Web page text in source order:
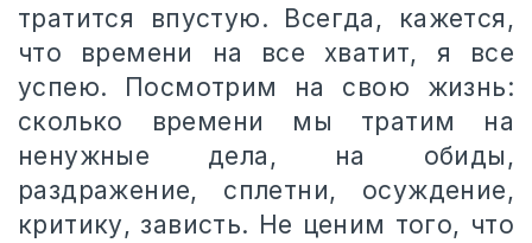
тратится впустую. Всегда, кажется,
что времени на все хватит, я все
успею. Посмотрим на свою жизнь:
сколько времени мы тратим на
ненужные дела, на обиды,
раздражение, сплетни, осуждение,
критику, зависть. Не ценим того, что